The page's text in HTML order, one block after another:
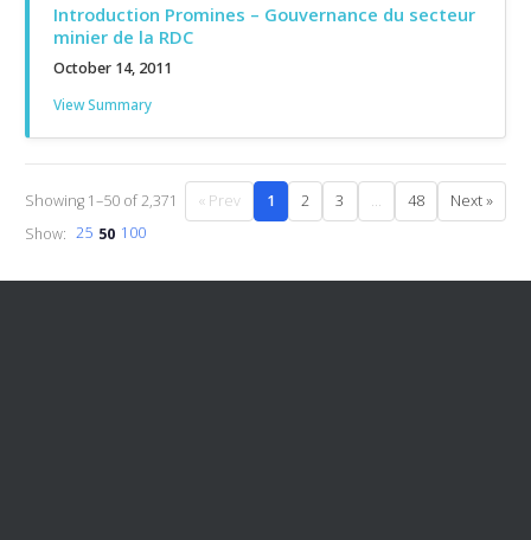
Introduction Promines – Gouvernance du secteur
minier de la RDC
October 14, 2011
View Summary
Showing 1–50 of 2,371 « Prev 1 2 3 … 48
Next »
Show: 25 50 100